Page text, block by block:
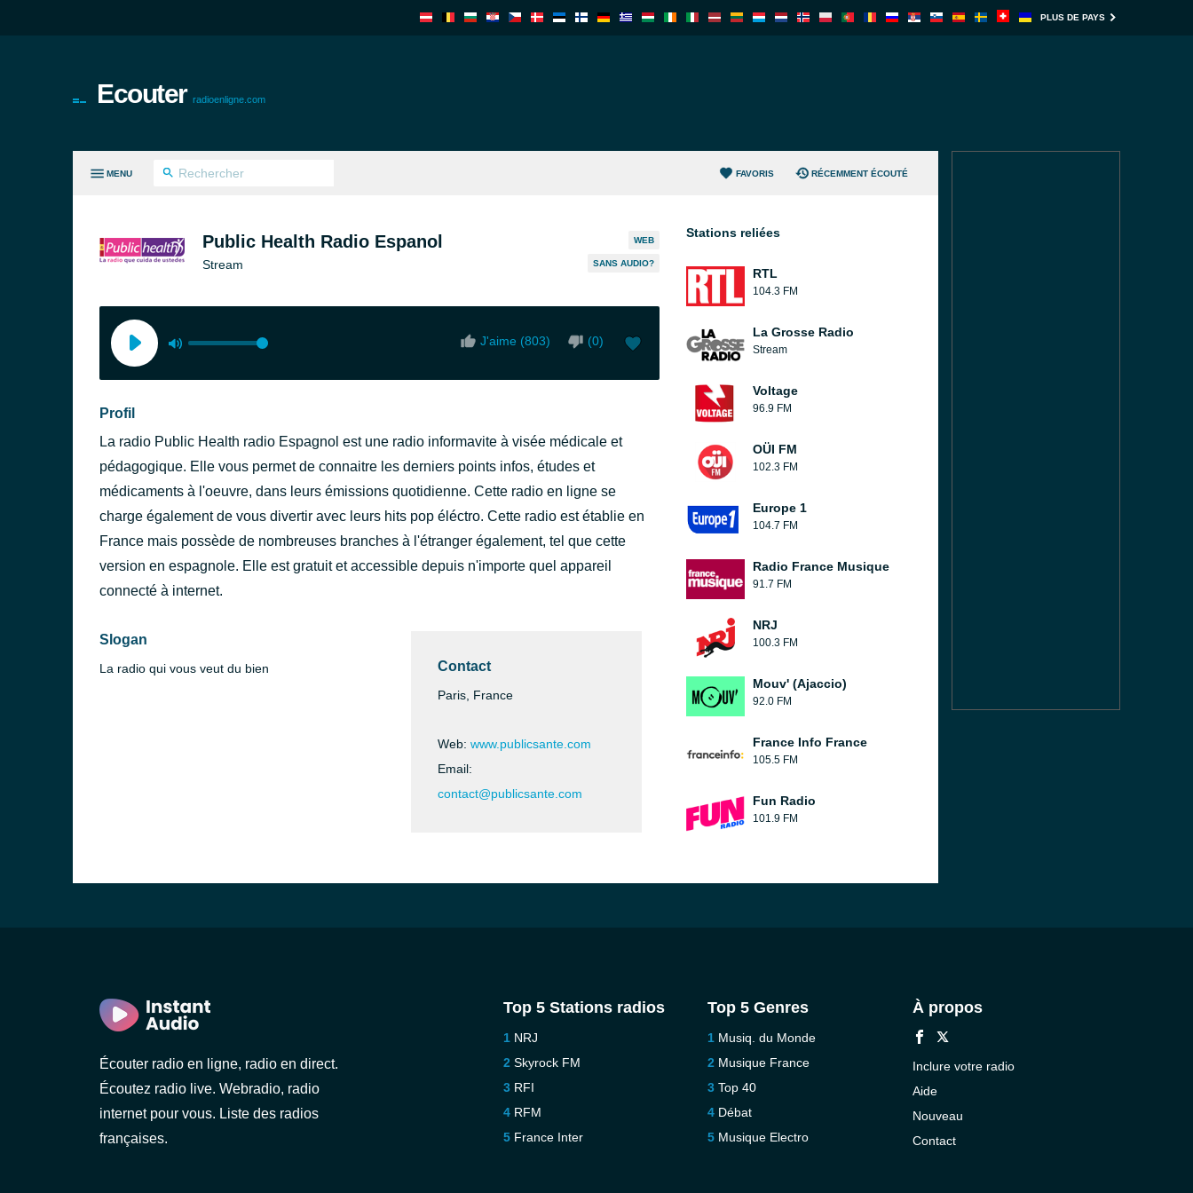
PLUS DE PAYS
Ecouter radioenligne.com
MENU FAVORIS RÉCEMMENT ÉCOUTÉ
Public Health Radio Espanol
Stream
WEB
SANS AUDIO?
J'aime (803) (0)
Profil
La radio Public Health radio Espagnol est une radio informavite à visée médicale et
pédagogique. Elle vous permet de connaitre les derniers points infos, études et
médicaments à l'oeuvre, dans leurs émissions quotidienne. Cette radio en ligne se
charge également de vous divertir avec leurs hits pop éléctro. Cette radio est établie en
France mais possède de nombreuses branches à l'étranger également, tel que cette
version en espagnole. Elle est gratuit et accessible depuis n'importe quel appareil
connecté à internet.
Slogan
La radio qui vous veut du bien Contact
Paris, France
Web: www.publicsante.com
Email:
contact@publicsante.com
Stations reliées
RTL
104.3 FM
La Grosse Radio
Stream
Voltage
96.9 FM
OÜI FM
102.3 FM
Europe 1
104.7 FM
Radio France Musique
91.7 FM
NRJ
100.3 FM
Mouv' (Ajaccio)
92.0 FM
France Info France
105.5 FM
Fun Radio
101.9 FM
Écouter radio en ligne, radio en direct.
Écoutez radio live. Webradio, radio
internet pour vous. Liste des radios
françaises.
Top 5 Stations radios
NRJ
Skyrock FM
RFI
RFM
France Inter
Top 5 Genres
Musiq. du Monde
Musique France
Top 40
Débat
Musique Electro
À propos
Inclure votre radio
Aide
Nouveau
Contact